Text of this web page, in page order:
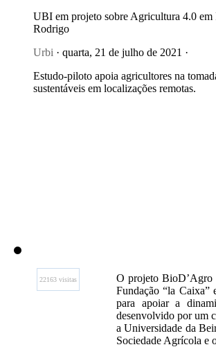
UBI em projeto sobre Agricultura 4.0 em
Rodrigo
Urbi · quarta, 21 de julho de 2021 ·
Estudo-piloto apoia agricultores na
sustentáveis em localizações remotas.
22163 visitas
O projeto BioD’Agro
Fundação “la Caixa”
para apoiar a
desenvolvido por um
a Universidade da
Sociedade Agrícola e